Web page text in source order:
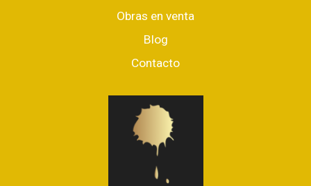
Obras en venta
Blog
Contacto